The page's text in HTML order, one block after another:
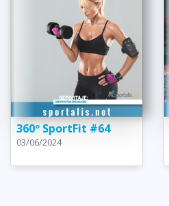
360º SportFit #64
03/06/2024